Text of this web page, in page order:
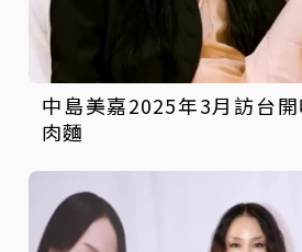
中島美嘉2025年3月訪台
肉麵